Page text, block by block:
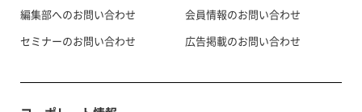
編集部へのお問い合わせ
セミナーのお問い合わせ
会員情報のお問い合わせ
広告掲載のお問い合わせ